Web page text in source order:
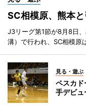
SC相模原、熊本
J3リーグ第1節が8月8日
溝）で行われ、SC相模原
見る・遊ぶ
ペスカ
手デビュ